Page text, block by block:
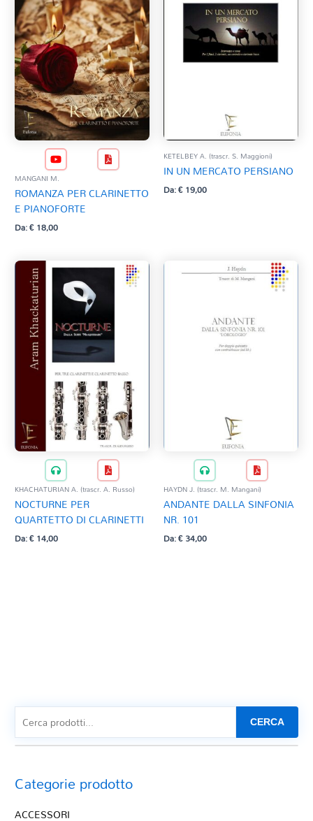
MANGANI M.
ROMANZA PER CLARINETTO
E PIANOFORTE
Da:€18,00
KETELBEY A. (trascr. S. Maggioni)
IN UN MERCATO PERSIANO
Da:€19,00
KHACHATURIAN A. (trascr. A. Russo)
NOCTURNE PER
QUARTETTO DI CLARINETTI
Da:€14,00
HAYDN J. (trascr. M. Mangani)
ANDANTE DALLA SINFONIA
NR. 101
Da:€34,00
CERCA
Categorie prodotto
ACCESSORI